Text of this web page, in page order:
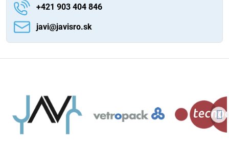
+421 903 404 846
javi​@javisro​.sk